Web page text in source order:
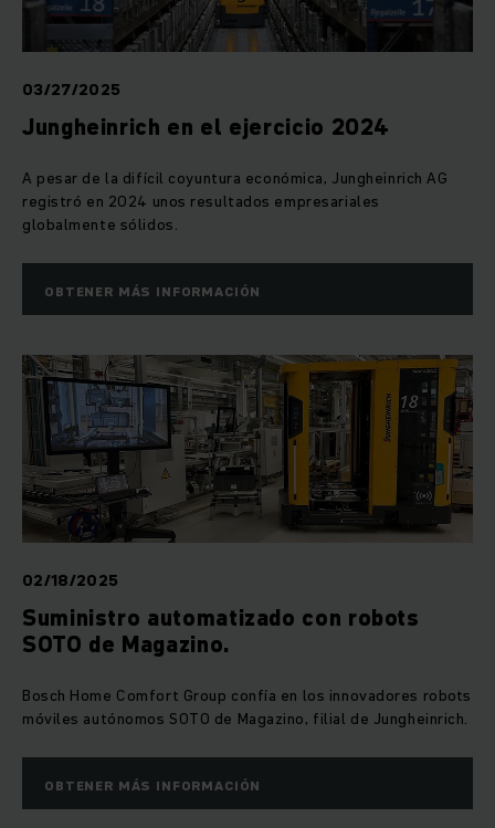
03/27/2025
Jungheinrich en el ejercicio 2024
A pesar de la difícil coyuntura económica, Jungheinrich AG
registró en 2024 unos resultados empresariales
globalmente sólidos.
OBTENER MÁS INFORMACIÓN
02/18/2025
Suministro automatizado con robots
SOTO de Magazino.
Bosch Home Comfort Group confía en los innovadores robots
móviles autónomos SOTO de Magazino, filial de Jungheinrich.
OBTENER MÁS INFORMACIÓN